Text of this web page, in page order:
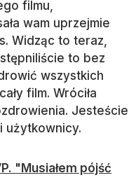
filmu,
wam uprzejmie
Widząc to teraz,
to bez
wszystkich
film. Wróciła
Jesteście
użytkownicy.
"Musiałem pójść